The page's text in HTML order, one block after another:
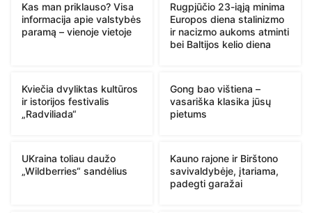
Kas man priklauso? Visa
informacija apie valstybės
paramą – vienoje vietoje
Rugpjūčio 23-iąją minima
Europos diena stalinizmo
ir nacizmo aukoms atminti
bei Baltijos kelio diena
Kviečia dvyliktas kultūros
ir istorijos festivalis
„Radviliada“
Gong bao vištiena –
vasariška klasika jūsų
pietums
UKraina toliau daužo
„Wildberries“ sandėlius
Kauno rajone ir Birštono
savivaldybėje, įtariama,
padegti garažai